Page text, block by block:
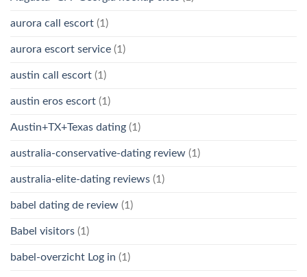
aurora call escort (1)
aurora escort service (1)
austin call escort (1)
austin eros escort (1)
Austin+TX+Texas dating (1)
australia-conservative-dating review (1)
australia-elite-dating reviews (1)
babel dating de review (1)
Babel visitors (1)
babel-overzicht Log in (1)